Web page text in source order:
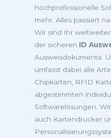
hochprofessionelle
mehr. Alles passiert
Wir sind Ihr
der sicheren ID
Ausweisdokumente.
umfasst dabei alle
Chipkarten, RFID
abgestimmten
Softwarelösungen.
auch Kartendrucker